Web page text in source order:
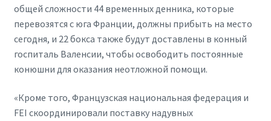
общей сложности 44 временных денника, которые
перевозятся с юга Франции, должны прибыть на место
сегодня, и 22 бокса также будут доставлены в конный
госпиталь Валенсии, чтобы освободить постоянные
конюшни для оказания неотложной помощи.
«Кроме того, Французская национальная федерация и
FEI скоординировали поставку надувных